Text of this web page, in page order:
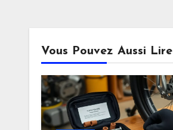
Vous Pouvez Aussi Lire